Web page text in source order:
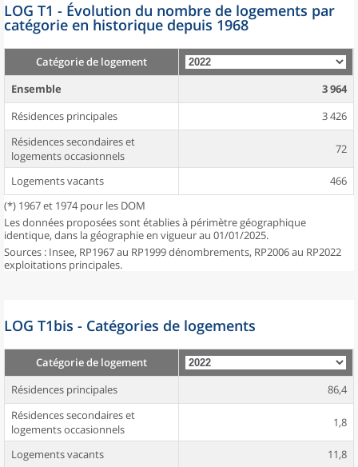
LOG T1 - Évolution du nombre de logements par
catégorie en historique depuis 1968
Catégorie de logement
Ensemble
3 964
Résidences principales
3 426
Résidences secondaires et
logements occasionnels
72
Logements vacants
466
(*) 1967 et 1974 pour les DOM
Les données proposées sont établies à périmètre géographique
identique, dans la géographie en vigueur au 01/01/2025.
Sources : Insee, RP1967 au RP1999 dénombrements, RP2006 au RP2022
exploitations principales.
LOG T1bis - Catégories de logements
Catégorie de logement
Résidences principales
86,4
Résidences secondaires et
logements occasionnels
1,8
Logements vacants
11,8